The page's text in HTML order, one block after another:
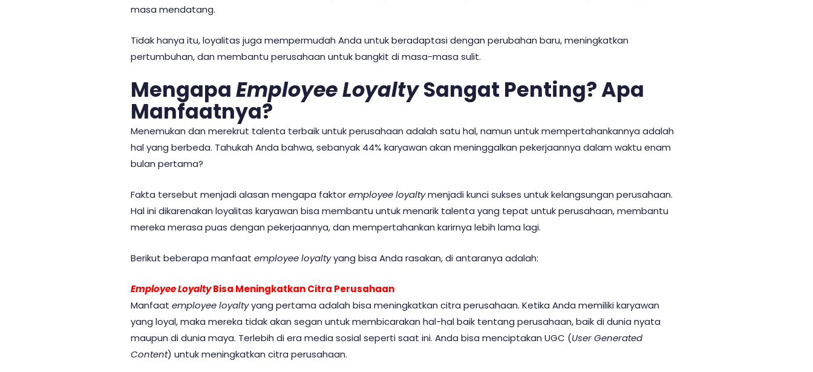
masa mendatang.
Tidak hanya itu, loyalitas juga mempermudah Anda untuk beradaptasi dengan perubahan baru, meningkatkan
pertumbuhan, dan membantu perusahaan untuk bangkit di masa-masa sulit.
MengapaEmployee LoyaltySangat Penting? Apa
Manfaatnya?
Menemukan dan merekrut talenta terbaik untuk perusahaan adalah satu hal, namun untuk mempertahankannya adalah
hal yang berbeda. Tahukah Anda bahwa, sebanyak 44% karyawan akan meninggalkan pekerjaannya dalam waktu enam
bulan pertama?
Fakta tersebut menjadi alasan mengapa faktoremployee loyaltymenjadi kunci sukses untuk kelangsungan perusahaan.
Hal ini dikarenakan loyalitas karyawan bisa membantu untuk menarik talenta yang tepat untuk perusahaan, membantu
mereka merasa puas dengan pekerjaannya, dan mempertahankan karirnya lebih lama lagi.
Berikut beberapa manfaat employee loyaltyyang bisa Anda rasakan, di antaranya adalah:
Employee LoyaltyBisa Meningkatkan Citra Perusahaan
Manfaat employee loyaltyyang pertama adalah bisa meningkatkan citra perusahaan. Ketika Anda memiliki karyawan
yang loyal, maka mereka tidak akan segan untuk membicarakan hal-hal baik tentang perusahaan, baik di dunia nyata
maupun di dunia maya. Terlebih di era media sosial seperti saat ini. Anda bisa menciptakan UGC (User Generated
Content) untuk meningkatkan citra perusahaan.